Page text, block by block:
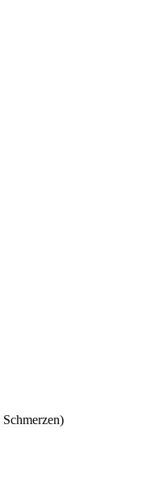
Schmerzen)